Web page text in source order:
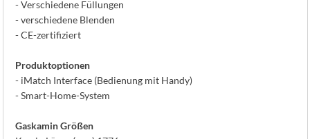
- Verschiedene Füllungen
- verschiedene Blenden
- CE-zertifiziert
Produktoptionen
- iMatch Interface (Bedienung mit Handy)
- Smart-Home-System
Gaskamin Größen